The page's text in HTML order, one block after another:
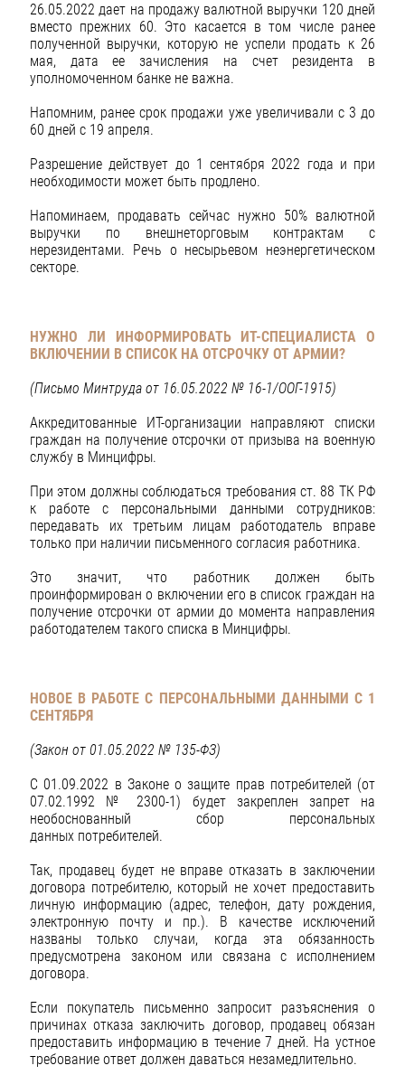
26.05.2022 дает на продажу валютной выручки 120 дней
вместо прежних 60. Это касается в том числе ранее
полученной выручки, которую не успели продать к 26
мая, дата ее зачисления на счет резидента в
уполномоченном банке не важна.
Напомним, ранее срок продажи уже увеличивали с 3 до
60 дней с 19 апреля.
Разрешение действует до 1 сентября 2022 года и при
необходимости может быть продлено.
Напоминаем, продавать сейчас нужно 50% валютной
выручки по внешнеторговым контрактам с
нерезидентами. Речь о несырьевом неэнергетическом
секторе.
НУЖНО ЛИ ИНФОРМИРОВАТЬ ИТ-СПЕЦИАЛИСТА О
ВКЛЮЧЕНИИ В СПИСОК НА ОТСРОЧКУ ОТ АРМИИ?
(Письмо Минтруда от 16.05.2022 № 16-1/ООГ-1915)
Аккредитованные ИТ-организации направляют списки
граждан на получение отсрочки от призыва на военную
службу в Минцифры.
При этом должны соблюдаться требования ст. 88 ТК РФ
к работе с персональными данными сотрудников:
передавать их третьим лицам работодатель вправе
только при наличии письменного согласия работника.
Это значит, что работник должен быть
проинформирован о включении его в список граждан на
получение отсрочки от армии до момента направления
работодателем такого списка в Минцифры.
НОВОЕ В РАБОТЕ С ПЕРСОНАЛЬНЫМИ ДАННЫМИ С 1
СЕНТЯБРЯ
(Закон от 01.05.2022 № 135-ФЗ)
С 01.09.2022 в Законе о защите прав потребителей (от
07.02.1992 № 2300-1) будет закреплен запрет на
необоснованный сбор персональных
данных потребителей.
Так, продавец будет не вправе отказать в заключении
договора потребителю, который не хочет предоставить
личную информацию (адрес, телефон, дату рождения,
электронную почту и пр.). В качестве исключений
названы только случаи, когда эта обязанность
предусмотрена законом или связана с исполнением
договора.
Если покупатель письменно запросит разъяснения о
причинах отказа заключить договор, продавец обязан
предоставить информацию в течение 7 дней. На устное
требование ответ должен даваться незамедлительно.